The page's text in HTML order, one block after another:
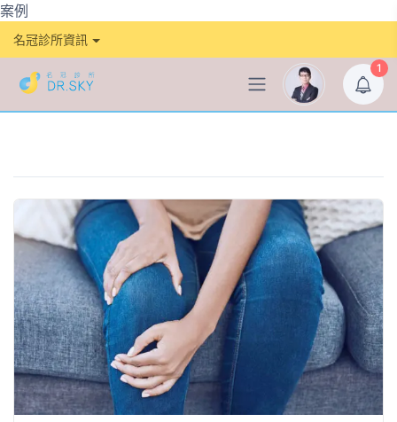
案例
名冠診所資訊
1